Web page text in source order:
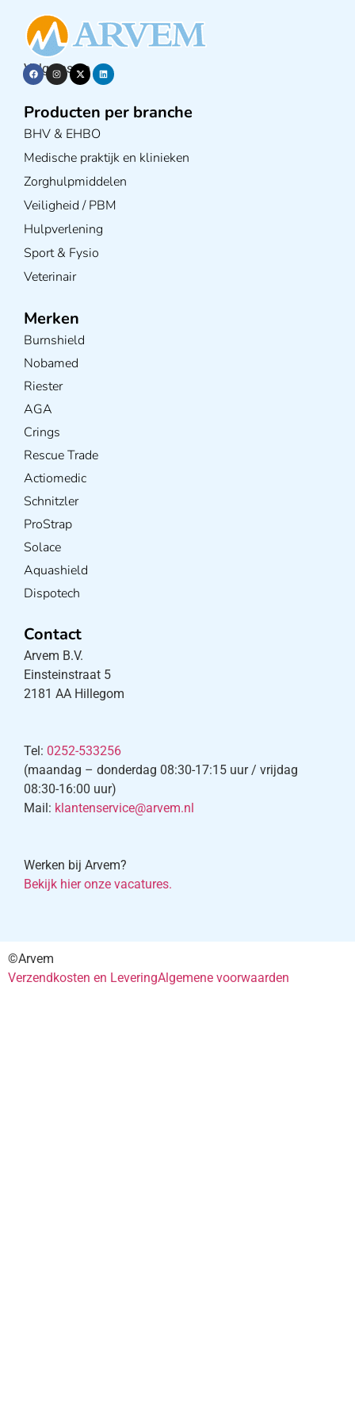
Volg ons op
Producten per branche
BHV & EHBO
Medische praktijk en klinieken
Zorghulpmiddelen
Veiligheid / PBM
Hulpverlening
Sport & Fysio
Veterinair
Merken
Burnshield
Nobamed
Riester
AGA
Crings
Rescue Trade
Actiomedic
Schnitzler
ProStrap
Solace
Aquashield
Dispotech
Contact
Arvem B.V.
Einsteinstraat 5
2181 AA Hillegom
Tel: 0252-533256
(maandag – donderdag 08:30-17:15 uur / vrijdag
08:30-16:00 uur)
Mail: klantenservice@arvem.nl
Werken bij Arvem?
Bekijk hier onze vacatures.
©Arvem
Verzendkosten en LeveringAlgemene voorwaarden